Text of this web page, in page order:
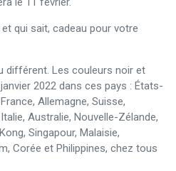
qui sait, cadeau pour votre
différent. Les couleurs noir et
2022 dans ces pays : États-
Allemagne, Suisse,
Australie, Nouvelle-Zélande,
Singapour, Malaisie,
Corée et Philippines, chez tous